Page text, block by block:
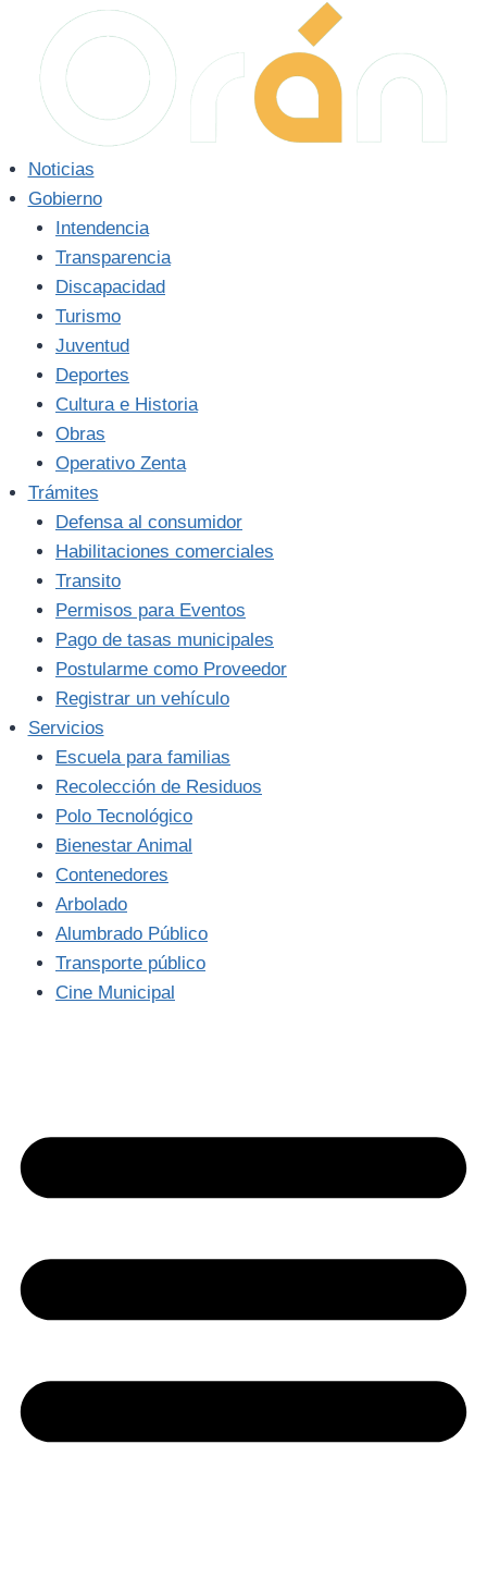
contenido
Noticias
Gobierno
Intendencia
Transparencia
Discapacidad
Turismo
Juventud
Deportes
Cultura e Historia
Obras
Operativo Zenta
Trámites
Defensa al consumidor
Habilitaciones comerciales
Transito
Permisos para Eventos
Pago de tasas municipales
Postularme como Proveedor
Registrar un vehículo
Servicios
Escuela para familias
Recolección de Residuos
Polo Tecnológico
Bienestar Animal
Contenedores
Arbolado
Alumbrado Público
Transporte público
Cine Municipal